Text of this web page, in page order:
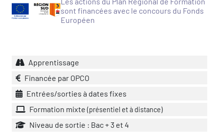
de construction)sont financées avec le concours du Fonds
Européen
Apprentissage
Financée par OPCO
Entrées/sorties à dates fixes
Formation mixte (présentiel et à distance)
Niveau de sortie : Bac + 3 et 4